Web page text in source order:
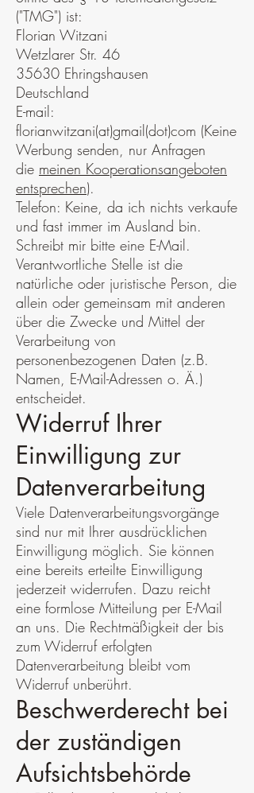
("TMG") ist:
Florian Witzani
Wetzlarer Str. 46
35630 Ehringshausen
Deutschland
E-mail:
florianwitzani(at)gmail(dot)com (Keine
Werbung senden, nur Anfragen
die meinen Kooperationsangeboten
entsprechen).
Telefon: Keine, da ich nichts verkaufe
und fast immer im Ausland bin.
Schreibt mir bitte eine E-Mail.
Verantwortliche Stelle ist die
natürliche oder juristische Person, die
allein oder gemeinsam mit anderen
über die Zwecke und Mittel der
Verarbeitung von
personenbezogenen Daten (z.B.
Namen, E-Mail-Adressen o. Ä.)
entscheidet.
Widerruf Ihrer
Einwilligung zur
Datenverarbeitung
Viele Datenverarbeitungsvorgänge
sind nur mit Ihrer ausdrücklichen
Einwilligung möglich. Sie können
eine bereits erteilte Einwilligung
jederzeit widerrufen. Dazu reicht
eine formlose Mitteilung per E-Mail
an uns. Die Rechtmäßigkeit der bis
zum Widerruf erfolgten
Datenverarbeitung bleibt vom
Widerruf unberührt.
Beschwerderecht bei
der zuständigen
Aufsichtsbehörde